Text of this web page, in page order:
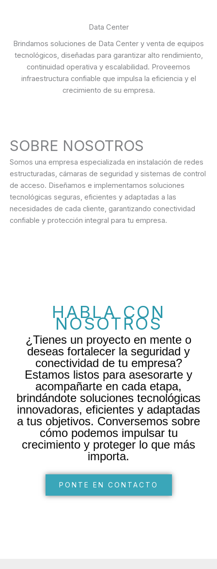
Data Center
Brindamos soluciones de Data Center y venta de equipos
tecnológicos, diseñadas para garantizar alto rendimiento,
continuidad operativa y escalabilidad. Proveemos
infraestructura confiable que impulsa la eficiencia y el
crecimiento de su empresa.
SOBRE NOSOTROS
Somos una empresa especializada en instalación de redes
estructuradas, cámaras de seguridad y sistemas de control
de acceso. Diseñamos e implementamos soluciones
tecnológicas seguras, eficientes y adaptadas a las
necesidades de cada cliente, garantizando conectividad
confiable y protección integral para tu empresa.
HABLA CON
NOSOTROS
¿Tienes un proyecto en mente o
deseas fortalecer la seguridad y
conectividad de tu empresa?
Estamos listos para asesorarte y
acompañarte en cada etapa,
brindándote soluciones tecnológicas
innovadoras, eficientes y adaptadas
a tus objetivos. Conversemos sobre
cómo podemos impulsar tu
crecimiento y proteger lo que más
importa.
PONTE EN CONTACTO